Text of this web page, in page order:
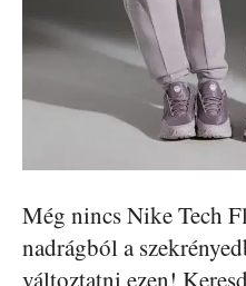
Még nincs Nike Tech
nadrágból a
változtatni ezen!